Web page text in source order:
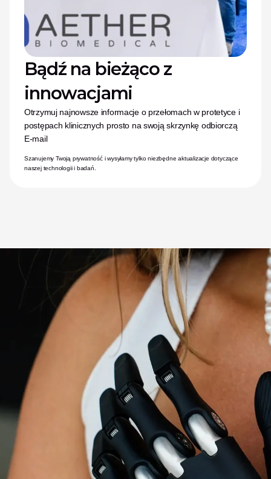
Bądź na bieżąco z
innowacjami
Otrzymuj najnowsze informacje o przełomach w protetyce i
postępach klinicznych prosto na swoją skrzynkę odbiorczą
E-mail
Szanujemy Twoją prywatność i wysyłamy tylko niezbędne aktualizacje dotyczące
naszej technologii i badań.